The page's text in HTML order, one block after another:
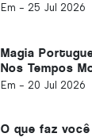
Em - 25 Jul 2026
Magia
Nos Tempos
até o presente
Em - 20 Jul 2026
O que faz